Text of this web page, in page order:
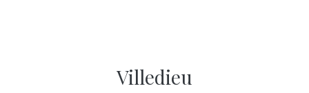
Villedieu